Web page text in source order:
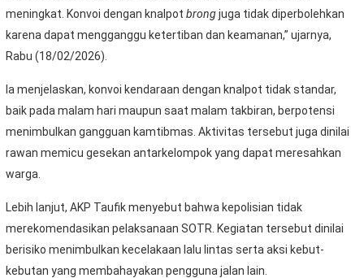
meningkat. Konvoi dengan knalpot brongjuga tidak diperbolehkan
karena dapat mengganggu ketertiban dan keamanan,” ujarnya,
Rabu (18/02/2026).
Ia menjelaskan, konvoi kendaraan dengan knalpot tidak standar,
baik pada malam hari maupun saat malam takbiran, berpotensi
menimbulkan gangguan kamtibmas. Aktivitas tersebut juga dinilai
rawan memicu gesekan antarkelompok yang dapat meresahkan
warga.
Lebih lanjut, AKP Taufik menyebut bahwa kepolisian tidak
merekomendasikan pelaksanaan SOTR. Kegiatan tersebut dinilai
berisiko menimbulkan kecelakaan lalu lintas serta aksi kebut-
kebutan yang membahayakan pengguna jalan lain.